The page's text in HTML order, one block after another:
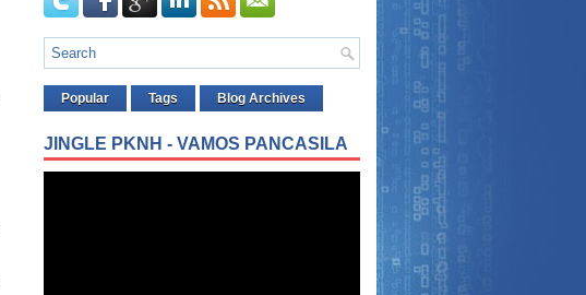
Popular Tags Blog Archives
JINGLE PKNH - VAMOS PANCASILA